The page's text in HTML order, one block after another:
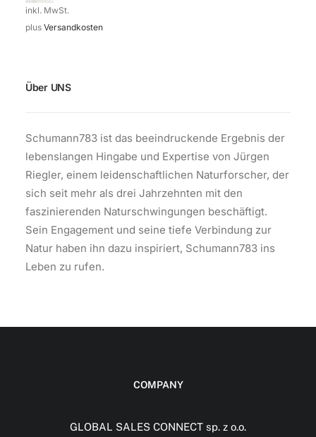
inkl. MwSt.
plus Versandkosten
Über UNS
Schumann783 ist das beeindruckende Ergebnis der
lebenslangen Hingabe und Expertise von Jürgen
Riegler, einem leidenschaftlichen Naturforscher, der
sich seit mehr als drei Jahrzehnten mit den
faszinierenden Naturschwingungen beschäftigt.
Sein Engagement und seine tiefe Verbindung zur
Natur haben ihn dazu inspiriert, Schumann783 ins
Leben zu rufen.
COMPANY
GLOBAL SALES CONNECT sp. z o.o.